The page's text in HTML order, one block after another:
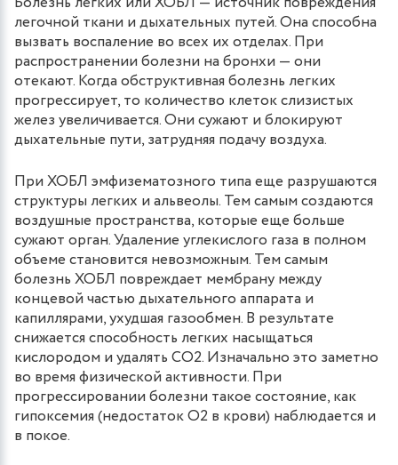
легочной ткани и дыхательных путей. Она способна
вызвать воспаление во всех их отделах. При
распространении болезни на бронхи — они
отекают. Когда обструктивная болезнь легких
прогрессирует, то количество клеток слизистых
желез увеличивается. Они сужают и блокируют
дыхательные пути, затрудняя подачу воздуха.
При ХОБЛ эмфизематозного типа еще разрушаются
структуры легких и альвеолы. Тем самым создаются
воздушные пространства, которые еще больше
сужают орган. Удаление углекислого газа в полном
объеме становится невозможным. Тем самым
болезнь ХОБЛ повреждает мембрану между
концевой частью дыхательного аппарата и
капиллярами, ухудшая газообмен. В результате
снижается способность легких насыщаться
кислородом и удалять СО2. Изначально это заметно
во время физической активности. При
прогрессировании болезни такое состояние, как
гипоксемия (недостаток О2 в крови) наблюдается и
в покое.